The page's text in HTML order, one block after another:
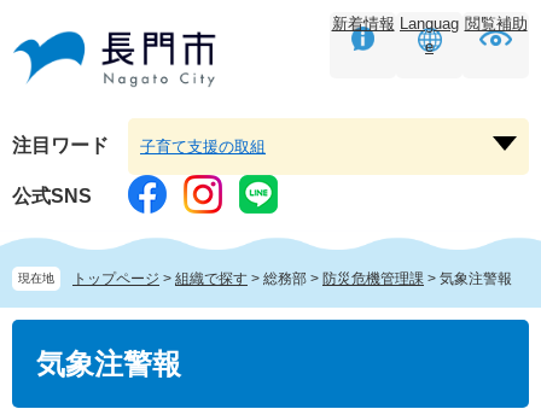
頭
す。
飛
し
本
文
へ
新着情報 Languag
e
閲覧補助
注目ワード
ー
を
子育て支援の取組
公式SNS
現在地 トップページ > 組織で探す > 総務部 > 防災危機管理課 > 気象注警報
気象注警報